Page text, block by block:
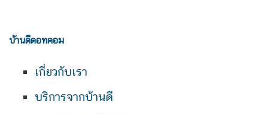
บ้านดีดอทคอม
เกี่ยวกับเรา
บริการจากบ้านดี